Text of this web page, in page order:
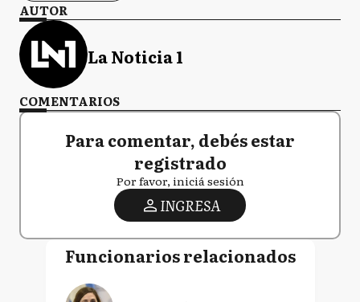
AUTOR
La Noticia 1
COMENTARIOS
Para comentar, debés estar
registrado
Por favor, iniciá sesión
INGRESA
Funcionarios relacionados